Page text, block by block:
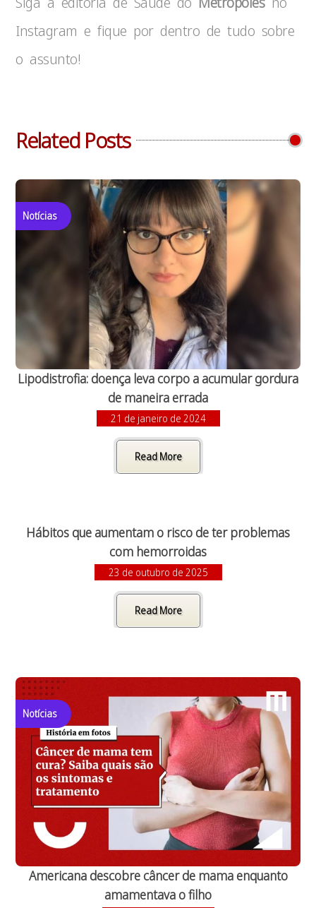
Instagram e fique por dentro de tudo sobre
o assunto!
Related Posts
Notícias
Lipodistrofia: doença leva corpo a acumular gordura
de maneira errada
21 de janeiro de 2024
Read More
Hábitos que aumentam o risco de ter problemas
com hemorroidas
23 de outubro de 2025
Read More
Notícias
Americana descobre câncer de mama enquanto
amamentava o filho